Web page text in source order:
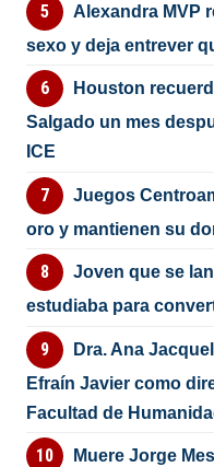
Alexandra MVP
sexo y deja entrever
Houston
Salgado un mes
ICE
Juegos
oro y mantienen su
Joven que se
estudiaba para
Dra. Ana
Efraín Javier como
Facultad de
Muere Jorge